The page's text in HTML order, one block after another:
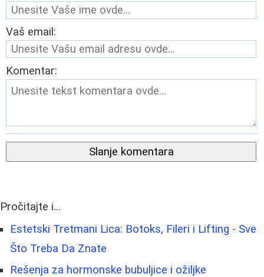
Vaš email:
Komentar:
Slanje komentara
Pročitajte i...
Estetski Tretmani Lica: Botoks, Fileri i Lifting - Sve
Što Treba Da Znate
Rešenja za hormonske bubuljice i ožiljke